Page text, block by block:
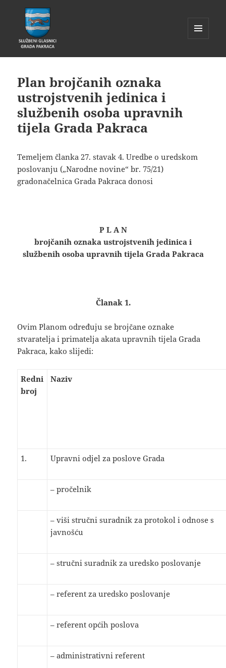
WIDGETI
Plan brojčanih oznaka
ustrojstvenih jedinica i
službenih osoba upravnih
tijela Grada Pakraca
Temeljem članka 27. stavak 4. Uredbe o uredskom
poslovanju („Narodne novine“ br. 75/21)
gradonačelnica Grada Pakraca donosi
P L A N
brojčanih oznaka ustrojstvenih jedinica i
službenih osoba upravnih tijela Grada Pakraca
Članak 1.
Ovim Planom određuju se brojčane oznake
stvaratelja i primatelja akata upravnih tijela Grada
Pakraca, kako slijedi:
Redni
broj
Naziv
1. Upravni odjel za poslove Grada
– pročelnik
– viši stručni suradnik za protokol i odnose s
javnošću
– stručni suradnik za uredsko poslovanje
– referent za uredsko poslovanje
– referent općih poslova
– administrativni referent